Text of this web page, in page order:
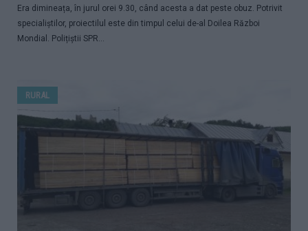
Era dimineața, în jurul orei 9.30, când acesta a dat peste obuz. Potrivit
specialiștilor, proiectilul este din timpul celui de-al Doilea Război
Mondial. Polițiștii SPR...
RURAL